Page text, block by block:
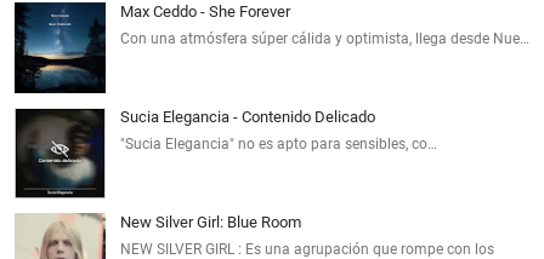
Max Ceddo - She Forever
Con una atmósfera súper cálida y optimista, llega desde Nue…
Sucia Elegancia - Contenido Delicado
"Sucia Elegancia" no es apto para sensibles, co…
New Silver Girl: Blue Room
NEW SILVER GIRL : Es una agrupación que rompe con los